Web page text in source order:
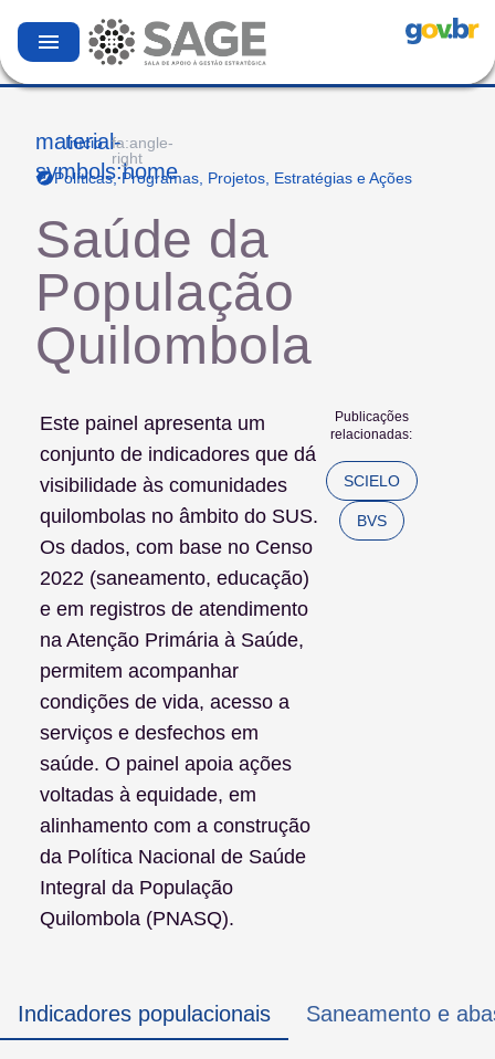
menu
material-
symbols:home
Início fa:angle-
right
Políticas, Programas, Projetos, Estratégias e Ações
Saúde da
População
Quilombola
Este painel apresenta um
conjunto de indicadores que dá
visibilidade às comunidades
quilombolas no âmbito do SUS.
Os dados, com base no Censo
2022 (saneamento, educação)
e em registros de atendimento
na Atenção Primária à Saúde,
permitem acompanhar
condições de vida, acesso a
serviços e desfechos em
saúde. O painel apoia ações
voltadas à equidade, em
alinhamento com a construção
da Política Nacional de Saúde
Integral da População
Quilombola (PNASQ).
Publicações
relacionadas:
SCIELO
BVS
Indicadores populacionais Saneamento e